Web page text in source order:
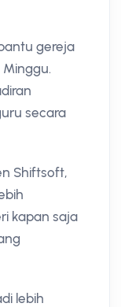
gereja
secara
Shiftsoft,
kapan saja
lebih